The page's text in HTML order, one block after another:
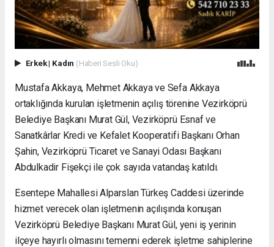
Erkek| Kadın (Haberi Sesli Oku)
Mustafa Akkaya, Mehmet Akkaya ve Sefa Akkaya
ortaklığında kurulan işletmenin açılış törenine Vezirköprü
Belediye Başkanı Murat Gül, Vezirköprü Esnaf ve
Sanatkârlar Kredi ve Kefalet Kooperatifi Başkanı Orhan
Şahin, Vezirköprü Ticaret ve Sanayi Odası Başkanı
Abdulkadir Fişekçi ile çok sayıda vatandaş katıldı.
Esentepe Mahallesi Alparslan Türkeş Caddesi üzerinde
hizmet verecek olan işletmenin açılışında konuşan
Vezirköprü Belediye Başkanı Murat Gül, yeni iş yerinin
ilçeye hayırlı olmasını temenni ederek işletme sahiplerine